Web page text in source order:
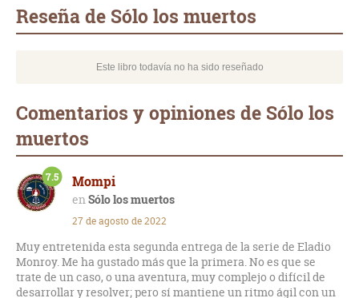
Reseña de Sólo los muertos
Este libro todavía no ha sido reseñado
Comentarios y opiniones de Sólo los
muertos
Mompi
Sólo los muertos
7.5
27 de agosto de 2022
Muy entretenida esta segunda entrega de la serie de Eladio
Monroy. Me ha gustado más que la primera. No es que se
trate de un caso, o una aventura, muy complejo o difícil de
desarrollar y resolver; pero sí mantiene un ritmo ágil con un